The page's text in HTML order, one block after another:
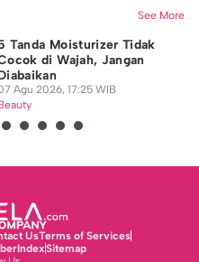
See More
Tanda Moisturizer Tidak
di Wajah, Jangan
Agu 2026, 17:25 WIB
UsTerms of Services
IndexSitemap